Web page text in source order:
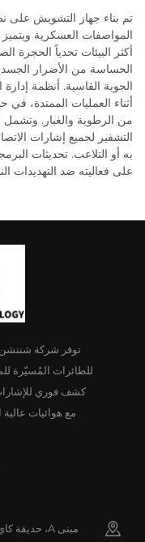
تم بناء جهاز التشويش على
المواصفات العسكرية
أكثر البيئات تحدياً الحجرة
الحساسة من الأضرار
الجوية القاسية. أنظمة
أثناء العمليات الممتدة،
من الرطوبة والغبار.
التشفير لجميع إشارات
به أو التلاعب. تحديثات
على فعاليته ضد التهديدات
توفر شركة شنتشن
للطائرات المُسيّرة
مع هوائيات